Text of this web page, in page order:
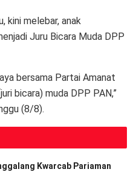
kini melebar, anak
Juru Bicara Muda DPP
bersama Partai Amanat
bicara) muda DPP PAN,”
(8/8).
Kwarcab Pariaman